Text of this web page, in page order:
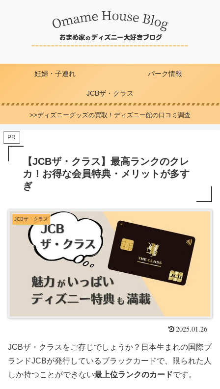
妊婦・子連れ パーク情報
JCBザ・クラス
>>ディズニーグッズの買取！ディズニー館の口コミ調査
PR
【JCBザ・クラス】最高ランクのクレ
カ！お得な会員特典・メリットが多す
ぎ
JCBザ・クラス
2025.01.26
JCBザ・クラスをご存じでしょうか？日本生まれの国際ブ
ランドJCBが発行しているブラックカードで、限られた人
しか持つことができない最上位ランクのカードです。